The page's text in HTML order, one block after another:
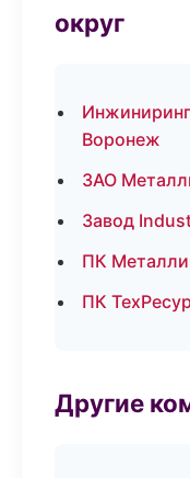
округ
Воронеж
ЗАО
Завод
ПК
ПК
Другие